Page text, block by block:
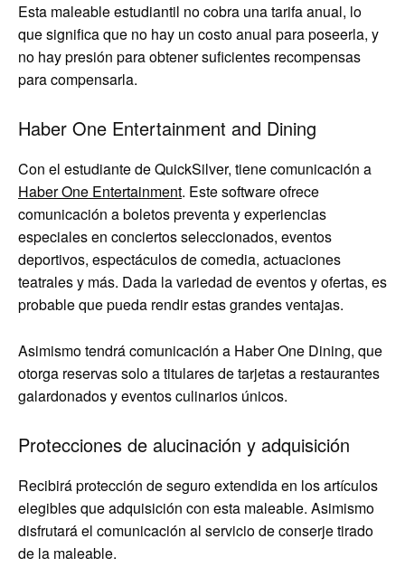
Esta maleable estudiantil no cobra una tarifa anual, lo
que significa que no hay un costo anual para poseerla, y
no hay presión para obtener suficientes recompensas
para compensarla.
Haber One Entertainment and Dining
Con el estudiante de QuickSilver, tiene comunicación a
Haber One Entertainment. Este software ofrece
comunicación a boletos preventa y experiencias
especiales en conciertos seleccionados, eventos
deportivos, espectáculos de comedia, actuaciones
teatrales y más. Dada la variedad de eventos y ofertas, es
probable que pueda rendir estas grandes ventajas.
Asimismo tendrá comunicación a Haber One Dining, que
otorga reservas solo a titulares de tarjetas a restaurantes
galardonados y eventos culinarios únicos.
Protecciones de alucinación y adquisición
Recibirá protección de seguro extendida en los artículos
elegibles que adquisición con esta maleable. Asimismo
disfrutará el comunicación al servicio de conserje tirado
de la maleable.